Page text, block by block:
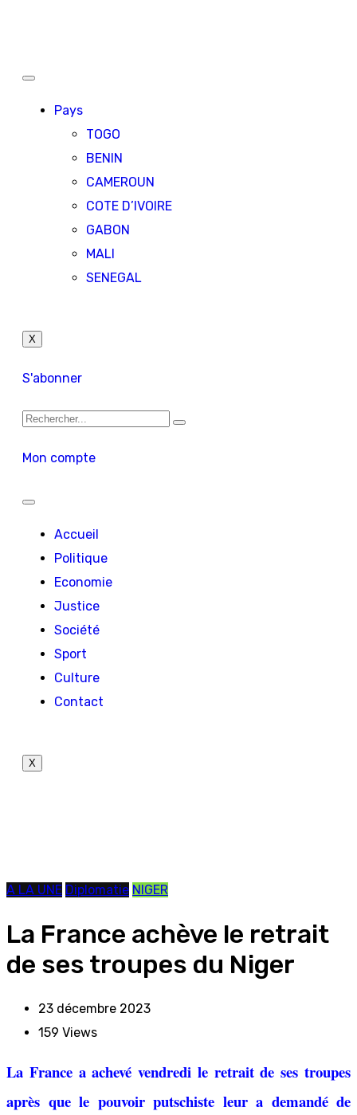
Pays
TOGO
BENIN
CAMEROUN
COTE D’IVOIRE
GABON
MALI
SENEGAL
X
S'abonner
Mon compte
Accueil
Politique
Economie
Justice
Société
Sport
Culture
Contact
X
A LA UNE Diplomatie NIGER
La France achève le retrait
de ses troupes du Niger
23 décembre 2023
159 Views
La France a achevé vendredi le retrait de ses troupes
après que le pouvoir putschiste leur a demandé de